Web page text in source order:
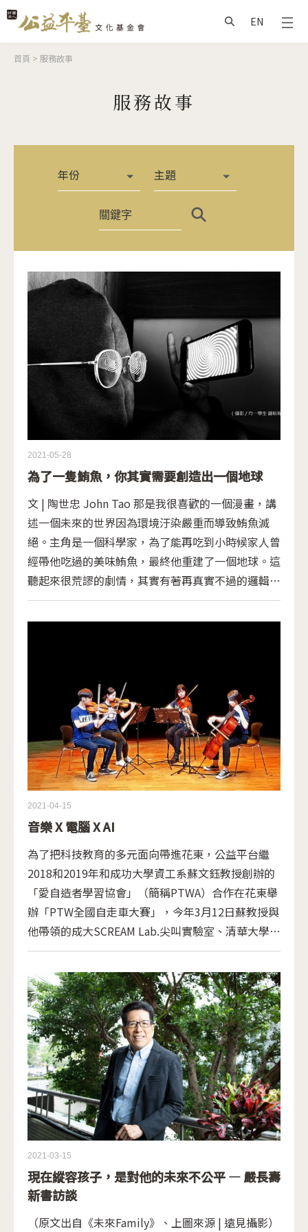
搜尋
EN
您在這裡
首頁 > 服務故事
服務故事
2021-05-28
為了一隻鮪魚，你其實需要創造出一個地球
文 | 陶世忠 John Tao 那是我很喜歡的一個漫畫，講
述一個未來的世界因為環境汙染嚴重而導致鮪魚滅
絕。主角是一個科學家，為了能再吃到小時候家人曾
經帶他吃過的美味鮪魚，最終他重建了一個地球。這
聽起來很荒謬的劇情，其實有著再真實不過的邏輯，
因為看似單純的問題，其實常常是環環相扣的。
2021-04-15
音樂 X 電腦 X AI
為了把科技教育的多元面向帶進花東，公益平台繼
2018和2019年和成功大學資工系蘇文鈺教授創辦的
「愛自造者學習協會」（簡稱PTWA）合作在花東舉
辦「PTW全國自走車大賽」，今年3月12日蘇教授與
他帶領的成大SCREAM Lab.尖叫實驗室、清華大學AI
樂團，以及中研院蘇黎助研究員的團隊在台東均一國
際實驗學校舉辧了「虛擬音樂會—科技音樂與AI的雙
向座談」，舞台上是均一的高二學生拉小提琴，或是
清大的四位提琴手，而合奏的是，現身在投影幕上由
程式即時演算的虛擬樂團。蘇教授於音樂會開演前，
也和清華大學資訊系統與應用研究所胡敏君教授與均
一師生分享VR/AR、資工相關科系的學習以及特殊選
才。藉此我們邀請熱愛人文與科技的蘇教授聊聊他和
團隊的狂想、音樂與科技結合的海內外動態以及他對
程式語言的想法。
2021-03-15
現在縱容孩子，是對他的未來不公平 — 嚴長壽
新書訪談
（原文出自《未來Family》、上圖​來源 | 遠見攝影）